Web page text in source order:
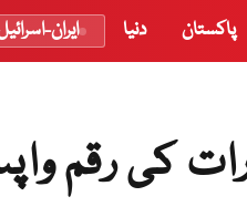
پاکستان دنیا ایران-
کی رقم